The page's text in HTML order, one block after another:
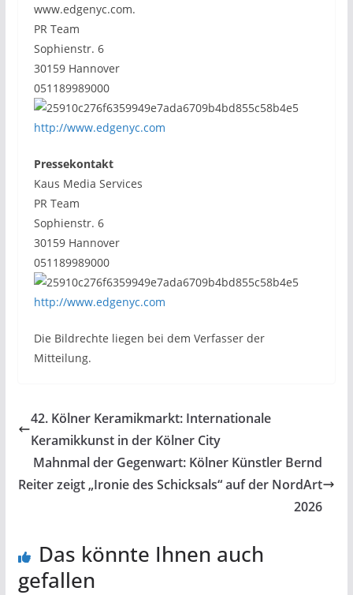
www.edgenyc.com.
PR Team
Sophienstr. 6
30159 Hannover
051189989000
http://www.edgenyc.com
Pressekontakt
Kaus Media Services
PR Team
Sophienstr. 6
30159 Hannover
051189989000
http://www.edgenyc.com
Die Bildrechte liegen bei dem Verfasser der
Mitteilung.
42. Kölner Keramikmarkt: Internationale
Keramikkunst in der Kölner City
Mahnmal der Gegenwart: Kölner Künstler Bernd
Reiter zeigt „Ironie des Schicksals“ auf der NordArt
2026
Das könnte Ihnen auch
gefallen